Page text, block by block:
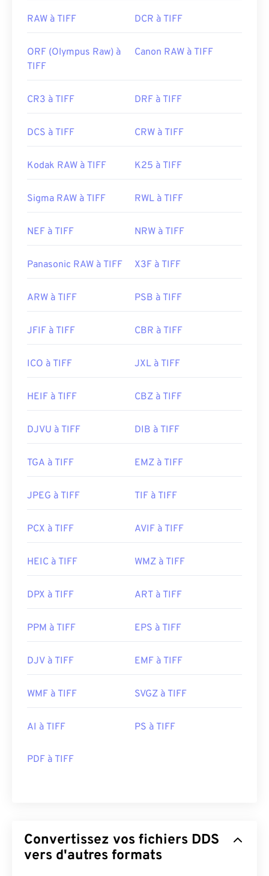
RAW à TIFF DCR à TIFF
ORF (Olympus Raw) à
TIFF
Canon RAW à TIFF
CR3 à TIFF DRF à TIFF
DCS à TIFF CRW à TIFF
Kodak RAW à TIFF K25 à TIFF
Sigma RAW à TIFF RWL à TIFF
NEF à TIFF NRW à TIFF
Panasonic RAW à TIFF X3F à TIFF
ARW à TIFF PSB à TIFF
JFIF à TIFF CBR à TIFF
ICO à TIFF JXL à TIFF
HEIF à TIFF CBZ à TIFF
DJVU à TIFF DIB à TIFF
TGA à TIFF EMZ à TIFF
JPEG à TIFF TIF à TIFF
PCX à TIFF AVIF à TIFF
HEIC à TIFF WMZ à TIFF
DPX à TIFF ART à TIFF
PPM à TIFF EPS à TIFF
DJV à TIFF EMF à TIFF
WMF à TIFF SVGZ à TIFF
AI à TIFF PS à TIFF
PDF à TIFF
Convertissez vos fichiers DDS
vers d'autres formats